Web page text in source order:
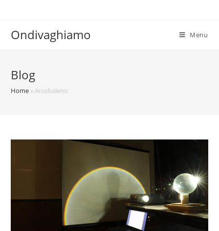
Ondivaghiamo Menu
Blog
Home »Arcobaleno